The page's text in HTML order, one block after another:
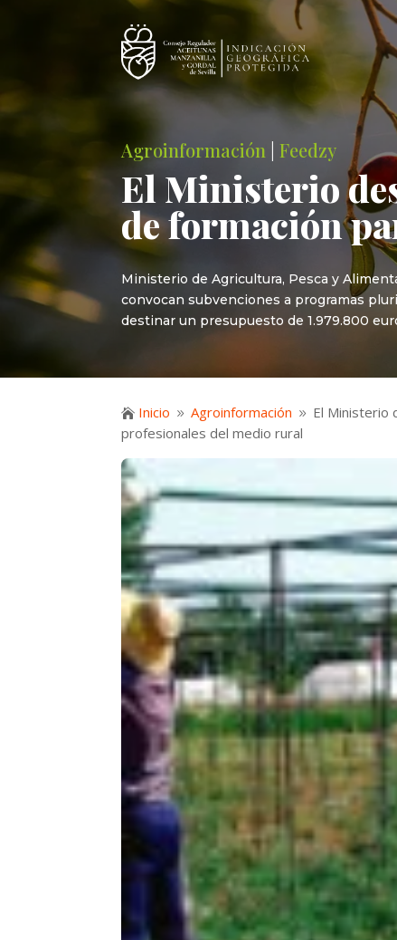
Agroinformación |Feedzy
El Ministerio
de formación
Ministerio de Agricultura, Pesca y
convocan subvenciones a programas
destinar un presupuesto de 1.979.800
 Inicio 9 Agroinformación 9 El Ministerio
profesionales del medio rural